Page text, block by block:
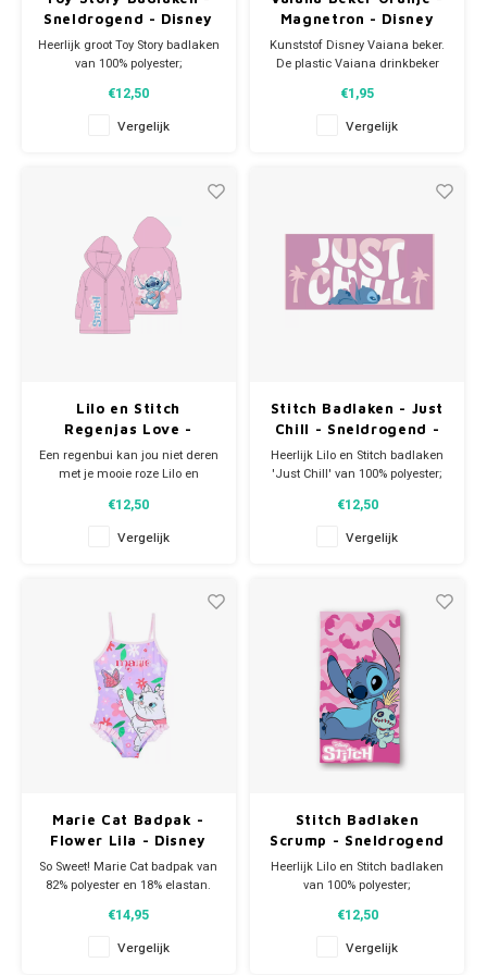
Sneldrogend - Disney
Heerlijk groot Toy Story badlaken
van 100% polyester;
afbeelding van Woody, Buzz
Lightyear en Aliens. De grote
Disney handdoek is ideaal voor
als strandlaken te gebruiken
€12,50
Vergelijk
Magnetron - Disney
Kunststof Disney Vaiana beker.
De plastic Vaiana drinkbeker
is geschikt voor de magnetron.
Magnetron: max 2 minuten op
600W. Let op: dit artikel is niet
€1,95
Vergelijk
Lilo en Stitch
Regenjas Love -
Disney
Een regenbui kan jou niet deren
met je mooie roz​e Lilo en
regenjas heeft op op de
voorkant de naam van Stitch
omringd door bloemen en op de
€12,50
Vergelijk
Stitch Badlaken - Just
Chill - Sneldrogend -
Disney
Heerlijk Lilo en Stitch badlaken
'Just Chill' van 100% polyester;
handdoek is ideaal voor
thuisgebruik of bij de zwemles
maar ook groot genoeg om
€12,50
Vergelijk
Marie Cat Badpak -
Flower Lila - Disney
So Sweet! Marie Cat badpak van
82% polyester en 18% elastan.
zwempak is in lila.
€14,95
Vergelijk
Stitch Badlaken
Scrump - Sneldrogend
- Disney
Heerlijk Lilo en Stitch badlaken
van 100% polyester;
handdoek heeft een afbeelding
met Stitch en Scrump en is
ideaal voor thuisgebruik maar
€12,50
Vergelijk